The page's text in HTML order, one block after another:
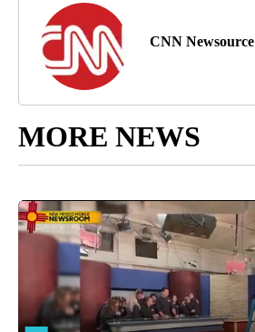
CNN Newsource
MORE NEWS